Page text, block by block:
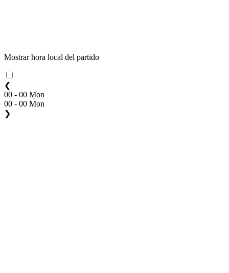
Mostrar hora local del partido
❮
00 - 00 Mon
00 - 00 Mon
❯